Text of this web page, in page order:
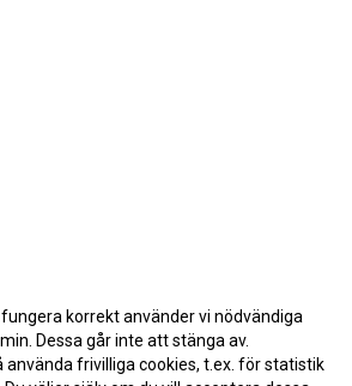
korrekt använder vi nödvändiga
Dessa går inte att stänga av.
använda frivilliga cookies, t.ex. för statistik